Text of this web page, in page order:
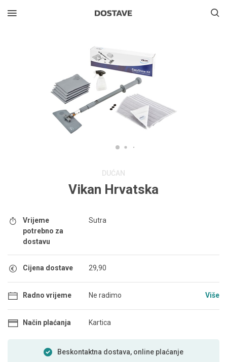
DUĆAN
Vikan Hrvatska
Vrijeme
potrebno za
dostavu
Sutra
Cijena dostave 29,90
Radno vrijeme Ne radimo Više
Način plaćanja Kartica
Beskontaktna dostava, online plaćanje